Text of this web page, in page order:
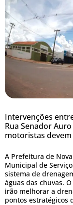
Intervenções
Rua Senador
motoristas
A Prefeitura de
Municipal de
sistema de
águas das chuvas.
irão melhorar a
pontos estratégicos